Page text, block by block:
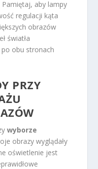
aby lampy
regulacji kąta
obrazów
światła
obu stronach
PRZY
wyborze
obrazy wyglądały
oświetlenie jest